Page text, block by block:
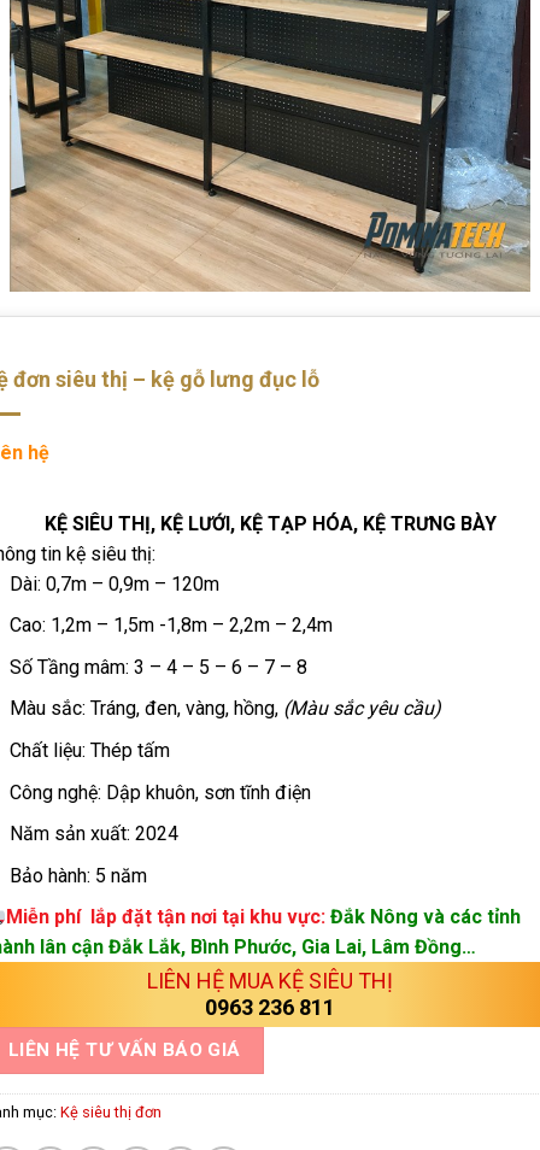
đơn siêu thị – kệ gỗ lưng đục lỗ
hệ
KỆ SIÊU THỊ, KỆ LƯỚI, KỆ TẠP HÓA, KỆ TRƯNG BÀY
tin kệ siêu thị:
Dài: 0,7m – 0,9m – 120m
Cao: 1,2m – 1,5m -1,8m – 2,2m – 2,4m
Số Tầng mâm: 3 – 4 – 5 – 6 – 7 – 8
Màu sắc: Tráng, đen, vàng, hồng, (Màu sắc yêu cầu)
Chất liệu: Thép tấm
Công nghệ: Dập khuôn, sơn tĩnh điện
Năm sản xuất: 2024
Bảo hành: 5 năm
Miễn phí lắp đặt tận nơi tại khu vực: Đắk Nông và các tỉnh
lân cận Đắk Lắk, Bình Phước, Gia Lai, Lâm Đồng…
LIÊN HỆ MUA KỆ SIÊU THỊ
0963 236 811
LIÊN HỆ TƯ VẤN BÁO GIÁ
mục: Kệ siêu thị đơn